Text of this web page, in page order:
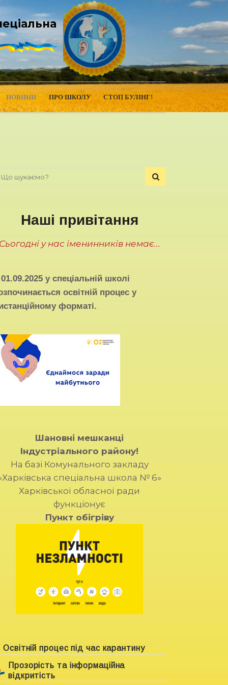
НОВИНИ ПРО ШКОЛУ СТОП БУЛІНГ!
Наші привітання
Сьогодні у нас іменинників немає...
01.09.2025 у спеціальній школі
освітній процес у
форматі.
Шановні мешканці
Індустріального району!
На базі Комунального закладу
спеціальна школа № 6»
Харківської обласної ради
функціонує
Пункт обігріву
Освітній процес під час карантину
Прозорість та інформаційна
відкритість